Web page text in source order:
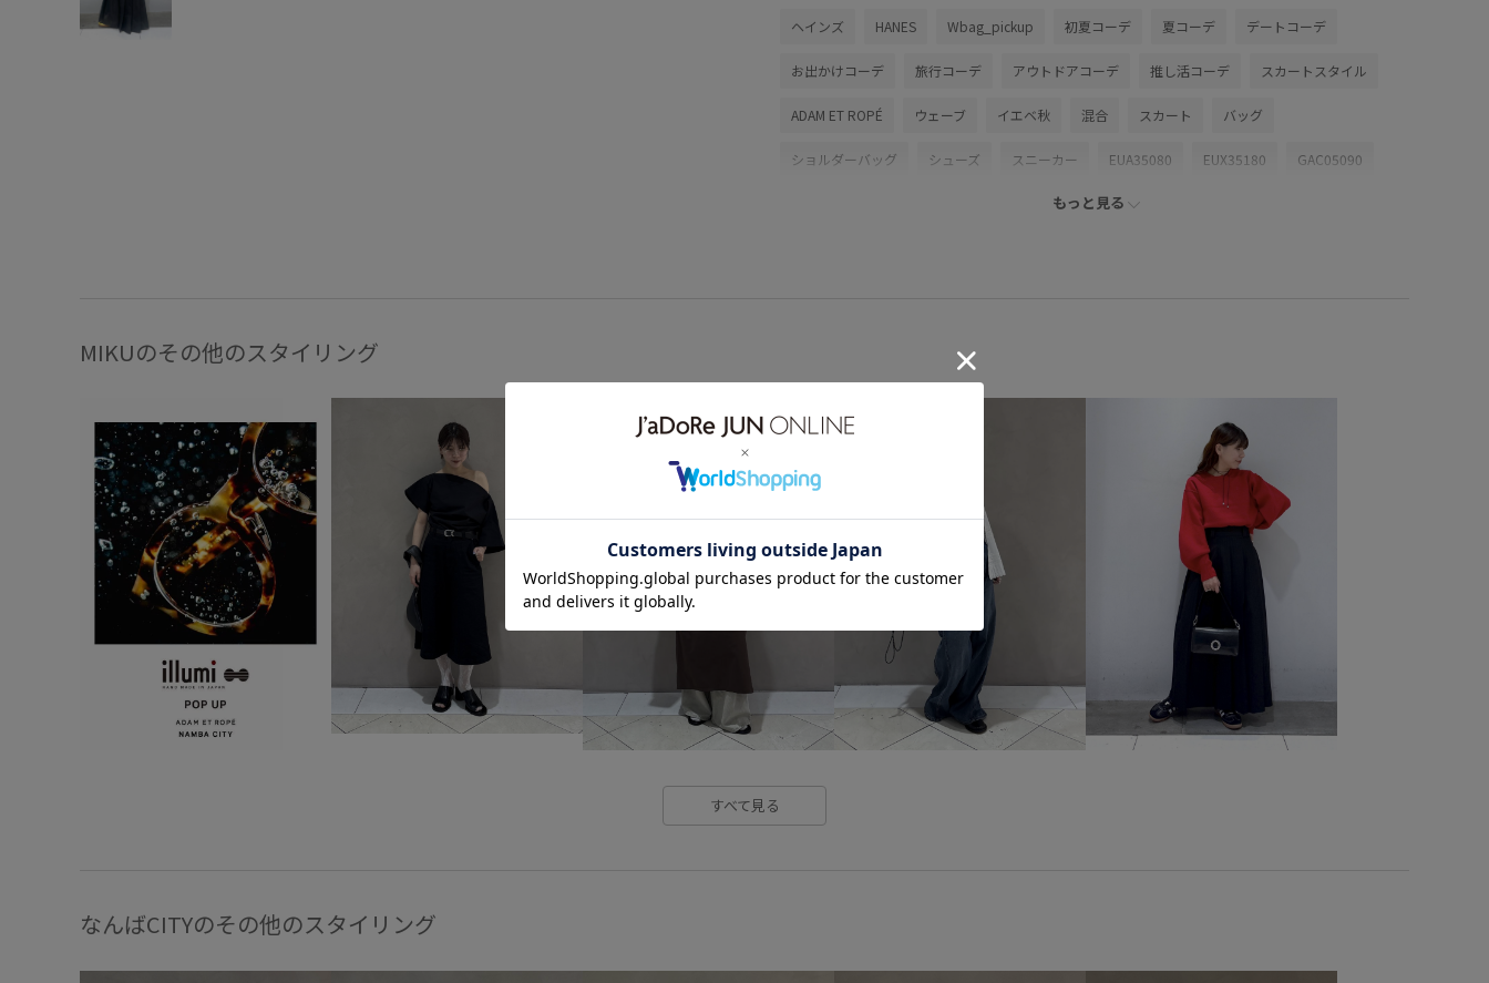
ヘインズ HANES Wbag_pickup 初夏コーデ 夏コーデ デートコーデ
お出かけコーデ 旅行コーデ アウトドアコーデ 推し活コーデ スカートスタイル
ADAM ET ROPÉ ウェーブ イエベ秋 混合 スカート バッグ
ショルダーバッグ シューズ スニーカー EUA35080 EUX35180 GAC05090
adidas LeSportsac
ハリ感 ブラック プリーツスカート
ユニセックス 透けない
長財布
もっと見る
MIKUのその他のスタイリング
すべて見る
なんばCITYのその他のスタイリング